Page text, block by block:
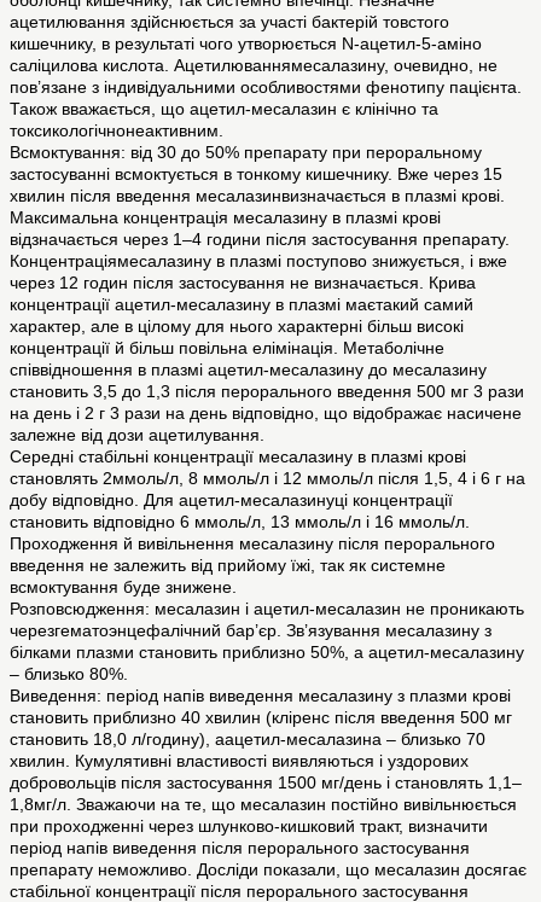
ацетилювання здійснюється за участі бактерій товстого
кишечнику, в результаті чого утворюється N-ацетил-5-аміно
саліцилова кислота. Ацетилюваннямесалазину, очевидно, не
пов’язане з індивідуальними особливостями фенотипу пацієнта.
Також вважається, що ацетил-месалазин є клінічно та
токсикологічнонеактивним.
Всмоктування: від 30 до 50% препарату при пероральному
застосуванні всмоктується в тонкому кишечнику. Вже через 15
хвилин після введення месалазинвизначається в плазмі крові.
Максимальна концентрація месалазину в плазмі крові
відзначається через 1–4 години після застосування препарату.
Концентраціямесалазину в плазмі поступово знижується, і вже
через 12 годин після застосування не визначається. Крива
концентрації ацетил-месалазину в плазмі маєтакий самий
характер, але в цілому для нього характерні більш високі
концентрації й більш повільна елімінація. Метаболічне
співвідношення в плазмі ацетил-месалазину до месалазину
становить 3,5 до 1,3 після перорального введення 500 мг 3 рази
на день і 2 г 3 рази на день відповідно, що відображає насичене
залежне від дози ацетилування.
Середні стабільні концентрації месалазину в плазмі крові
становлять 2ммоль/л, 8 ммоль/л і 12 ммоль/л після 1,5, 4 і 6 г на
добу відповідно. Для ацетил-месалазинуці концентрації
становить відповідно 6 ммоль/л, 13 ммоль/л і 16 ммоль/л.
Проходження й вивільнення месалазину після перорального
введення не залежить від прийому їжі, так як системне
всмоктування буде знижене.
Розповсюдження: месалазин і ацетил-месалазин не проникають
черезгематоэнцефалічний бар’єр. Зв’язування месалазину з
білками плазми становить приблизно 50%, а ацетил-месалазину
– близько 80%.
Виведення: період напів виведення месалазину з плазми крові
становить приблизно 40 хвилин (кліренс після введення 500 мг
становить 18,0 л/годину), аацетил-месалазина – близько 70
хвилин. Кумулятивні властивості виявляються і уздорових
добровольців після застосування 1500 мг/день і становлять 1,1–
1,8мг/л. Зважаючи на те, що месалазин постійно вивільнюється
при проходженні через шлунково-кишковий тракт, визначити
період напів виведення після перорального застосування
препарату неможливо. Досліди показали, що месалазин досягає
стабільної концентрації після перорального застосування